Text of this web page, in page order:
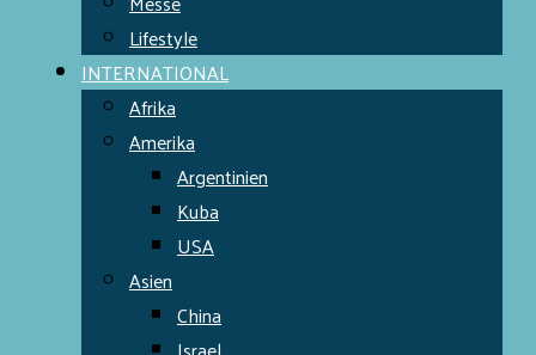
Lifestyle
INTERNATIONAL
Afrika
Amerika
Argentinien
Kuba
USA
Asien
China